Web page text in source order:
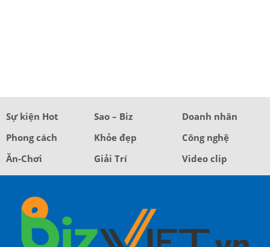
Sự kiện Hot Sao – Biz
Doanh nhân
Phong cách
Khỏe đẹp
Công nghệ
Ăn-Chơi
Giải Trí Video clip